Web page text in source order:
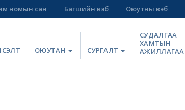
номын сан Багшийн вэб Оюутны вэб
ОЮУТАН СУРГАЛТ
СУДАЛГАА
ХАМТЫН
АЖИЛЛАГАА